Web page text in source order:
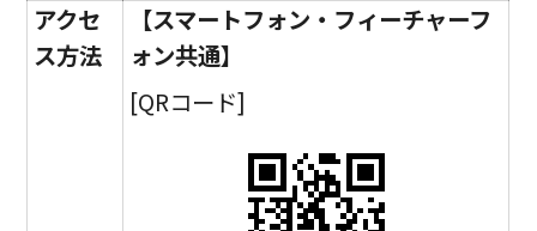
アクセ
ス方法
【スマートフォン・フィーチャーフ
ォン共通】
[QRコード]